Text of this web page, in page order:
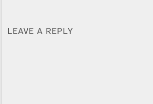
LEAVE A REPLY